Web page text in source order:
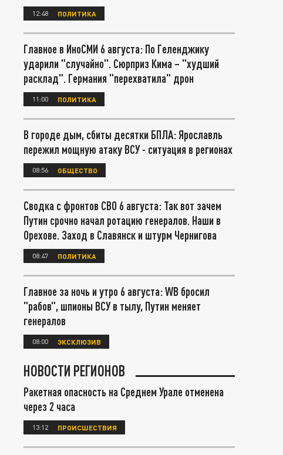
12:48 ПОЛИТИКА
Главное в ИноСМИ 6 августа: По Геленджику
ударили "случайно". Сюрприз Кима – "худший
расклад". Германия "перехватила" дрон
11:00 ПОЛИТИКА
В городе дым, сбиты десятки БПЛА: Ярославль
пережил мощную атаку ВСУ - ситуация в регионах
08:56 ОБЩЕСТВО
Сводка с фронтов СВО 6 августа: Так вот зачем
Путин срочно начал ротацию генералов. Наши в
Орехове. Заход в Славянск и штурм Чернигова
08:47 ПОЛИТИКА
Главное за ночь и утро 6 августа: WB бросил
"рабов", шпионы ВСУ в тылу, Путин меняет
генералов
08:00 ЭКСКЛЮЗИВ
НОВОСТИ РЕГИОНОВ
Ракетная опасность на Среднем Урале отменена
через 2 часа
13:12 ПРОИСШЕСТВИЯ